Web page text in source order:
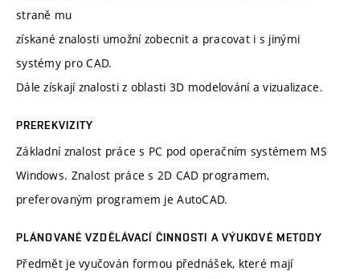
straně mu
získané znalosti umožní zobecnit a pracovat i s jinými
systémy pro CAD.
Dále získají znalosti z oblasti 3D modelování a vizualizace.
PREREKVIZITY
Základní znalost práce s PC pod operačním systémem MS
Windows. Znalost práce s 2D CAD programem,
preferovaným programem je AutoCAD.
PLÁNOVANÉ VZDĚLÁVACÍ ČINNOSTI A VÝUKOVÉ METODY
Předmět je vyučován formou přednášek, které mají